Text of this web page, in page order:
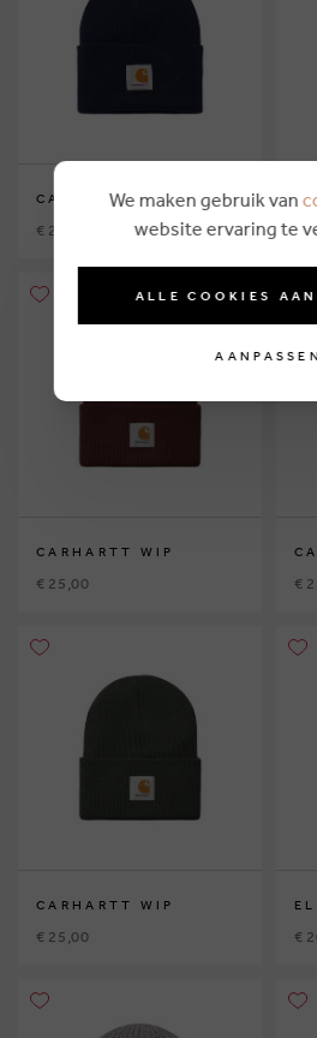
CARHARTT WIP
€ 25,00 €
CARHARTT WIP
€ 25,00 €
CARHARTT WIP
€ 25,00 €
We maken gebruik van
website ervaring te
ALLE COOKIES
AANPASSEN